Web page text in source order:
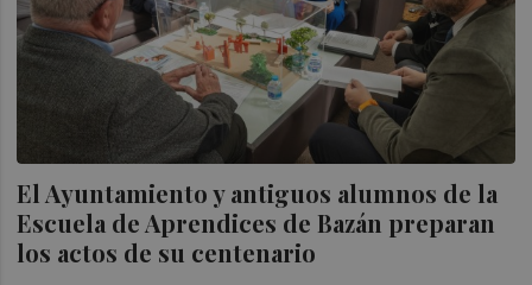
El Ayuntamiento y antiguos alumnos de la
Escuela de Aprendices de Bazán preparan
los actos de su centenario